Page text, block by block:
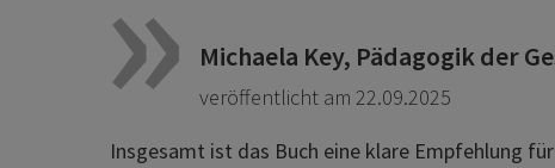
Michaela Key, Pädagogik der
veröffentlicht am 22.09.2025
Insgesamt ist das Buch eine klare Empfehlung